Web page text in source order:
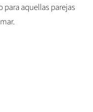
para aquellas parejas